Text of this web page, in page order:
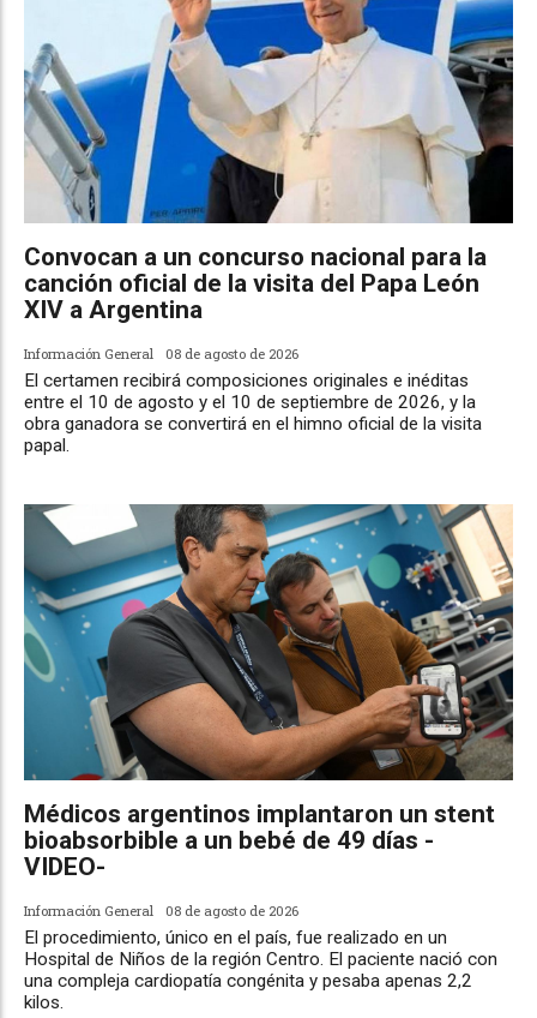
Convocan a un concurso nacional para la
canción oficial de la visita del Papa León
XIV a Argentina
Información General 08 de agosto de 2026
El certamen recibirá composiciones originales e inéditas
entre el 10 de agosto y el 10 de septiembre de 2026, y la
obra ganadora se convertirá en el himno oficial de la visita
papal.
Médicos argentinos implantaron un stent
bioabsorbible a un bebé de 49 días -
VIDEO-
Información General 08 de agosto de 2026
El procedimiento, único en el país, fue realizado en un
Hospital de Niños de la región Centro. El paciente nació con
una compleja cardiopatía congénita y pesaba apenas 2,2
kilos.